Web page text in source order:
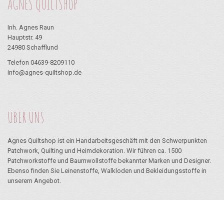
AGNES QUILTSHOP
Inh. Agnes Raun
Hauptstr. 49
24980 Schafflund
Telefon 04639-8209110
info@agnes-quiltshop.de
ÜBER UNS
Agnes Quiltshop ist ein Handarbeitsgeschäft mit den Schwerpunkten
Patchwork, Quilting und Heimdekoration. Wir führen ca. 1500
Patchworkstoffe und Baumwollstoffe bekannter Marken und Designer.
Ebenso finden Sie Leinenstoffe, Walkloden und Bekleidungsstoffe in
unserem Angebot.